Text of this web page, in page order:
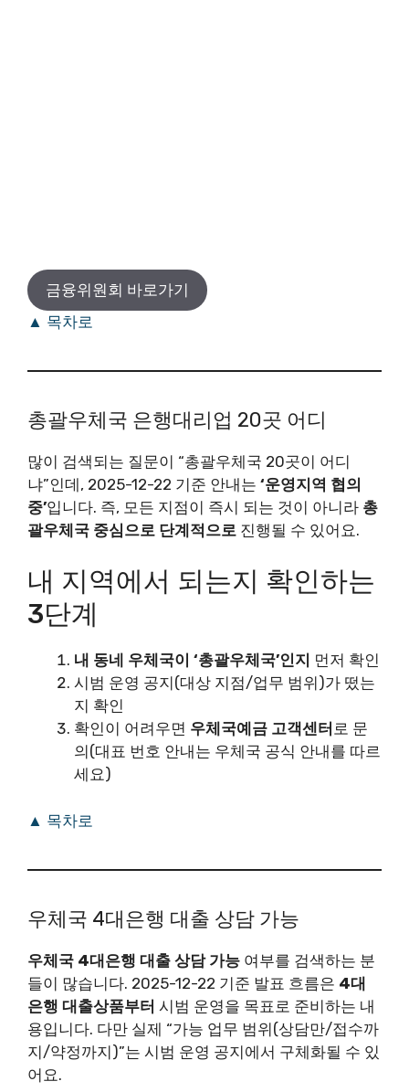
금융위원회 바로가기
▲ 목차로
총괄우체국 은행대리업 20곳 어디
많이 검색되는 질문이 “총괄우체국 20곳이 어디
냐”인데, 2025-12-22 기준 안내는 ‘운영지역 협의
중’입니다. 즉, 모든 지점이 즉시 되는 것이 아니라 총
괄우체국 중심으로 단계적으로 진행될 수 있어요.
내 지역에서 되는지 확인하는
3단계
내 동네 우체국이 ‘총괄우체국’인지 먼저 확인
시범 운영 공지(대상 지점/업무 범위)가 떴는
지 확인
확인이 어려우면 우체국예금 고객센터 로 문
의(대표 번호 안내는 우체국 공식 안내를 따르
세요)
▲ 목차로
우체국 4대은행 대출 상담 가능
우체국 4대은행 대출 상담 가능 여부를 검색하는 분
들이 많습니다. 2025-12-22 기준 발표 흐름은 4대
은행 대출상품부터 시범 운영을 목표로 준비하는 내
용입니다. 다만 실제 “가능 업무 범위(상담만/접수까
지/약정까지)”는 시범 운영 공지에서 구체화될 수 있
어요.